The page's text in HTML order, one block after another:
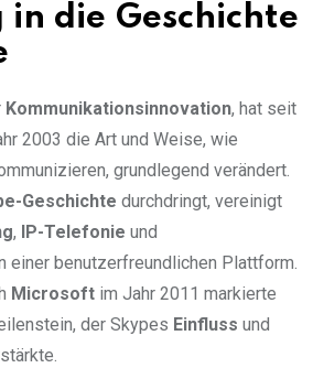
in die Geschichte
Kommunikationsinnovation, hat seit
2003 die Art und Weise, wie
grundlegend verändert.
Geschichte durchdringt, vereinigt
, IP-Telefonie und
einer benutzerfreundlichen Plattform.
Microsoft im Jahr 2011 markierte
der Skypes Einfluss und